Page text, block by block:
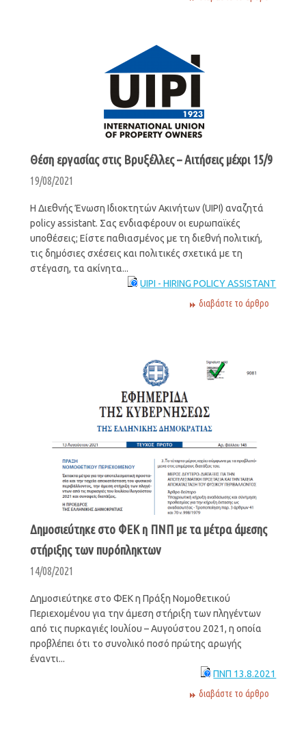
Θέση εργασίας στις Βρυξέλλες – Αιτήσεις μέχρι 15/9
19/08/2021
Η Διεθνής Ένωση Ιδιοκτητών Ακινήτων (UIPI) αναζητά
policy assistant. Σας ενδιαφέρουν οι ευρωπαϊκές
υποθέσεις; Είστε παθιασμένος με τη διεθνή πολιτική,
τις δημόσιες σχέσεις και πολιτικές σχετικά με τη
στέγαση, τα ακίνητα...
UIPI - HIRING POLICY ASSISTANT
διαβάστε το άρθρο
Δημοσιεύτηκε στο ΦΕΚ η ΠΝΠ με τα μέτρα άμεσης
στήριξης των πυρόπληκτων
14/08/2021
Δημοσιεύτηκε στο ΦΕΚ η Πράξη Νομοθετικού
Περιεχομένου για την άμεση στήριξη των πληγέντων
από τις πυρκαγιές Ιουλίου – Αυγούστου 2021, η οποία
προβλέπει ότι το συνολικό ποσό πρώτης αρωγής
έναντι...
ΠΝΠ 13.8.2021
διαβάστε το άρθρο